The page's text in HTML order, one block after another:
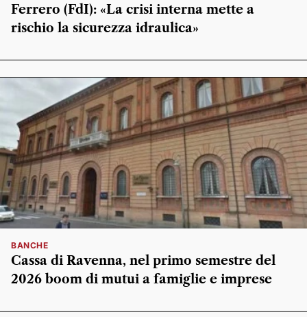
Ferrero (FdI): «La crisi interna mette a
rischio la sicurezza idraulica»
BANCHE
Cassa di Ravenna, nel primo semestre del
2026 boom di mutui a famiglie e imprese